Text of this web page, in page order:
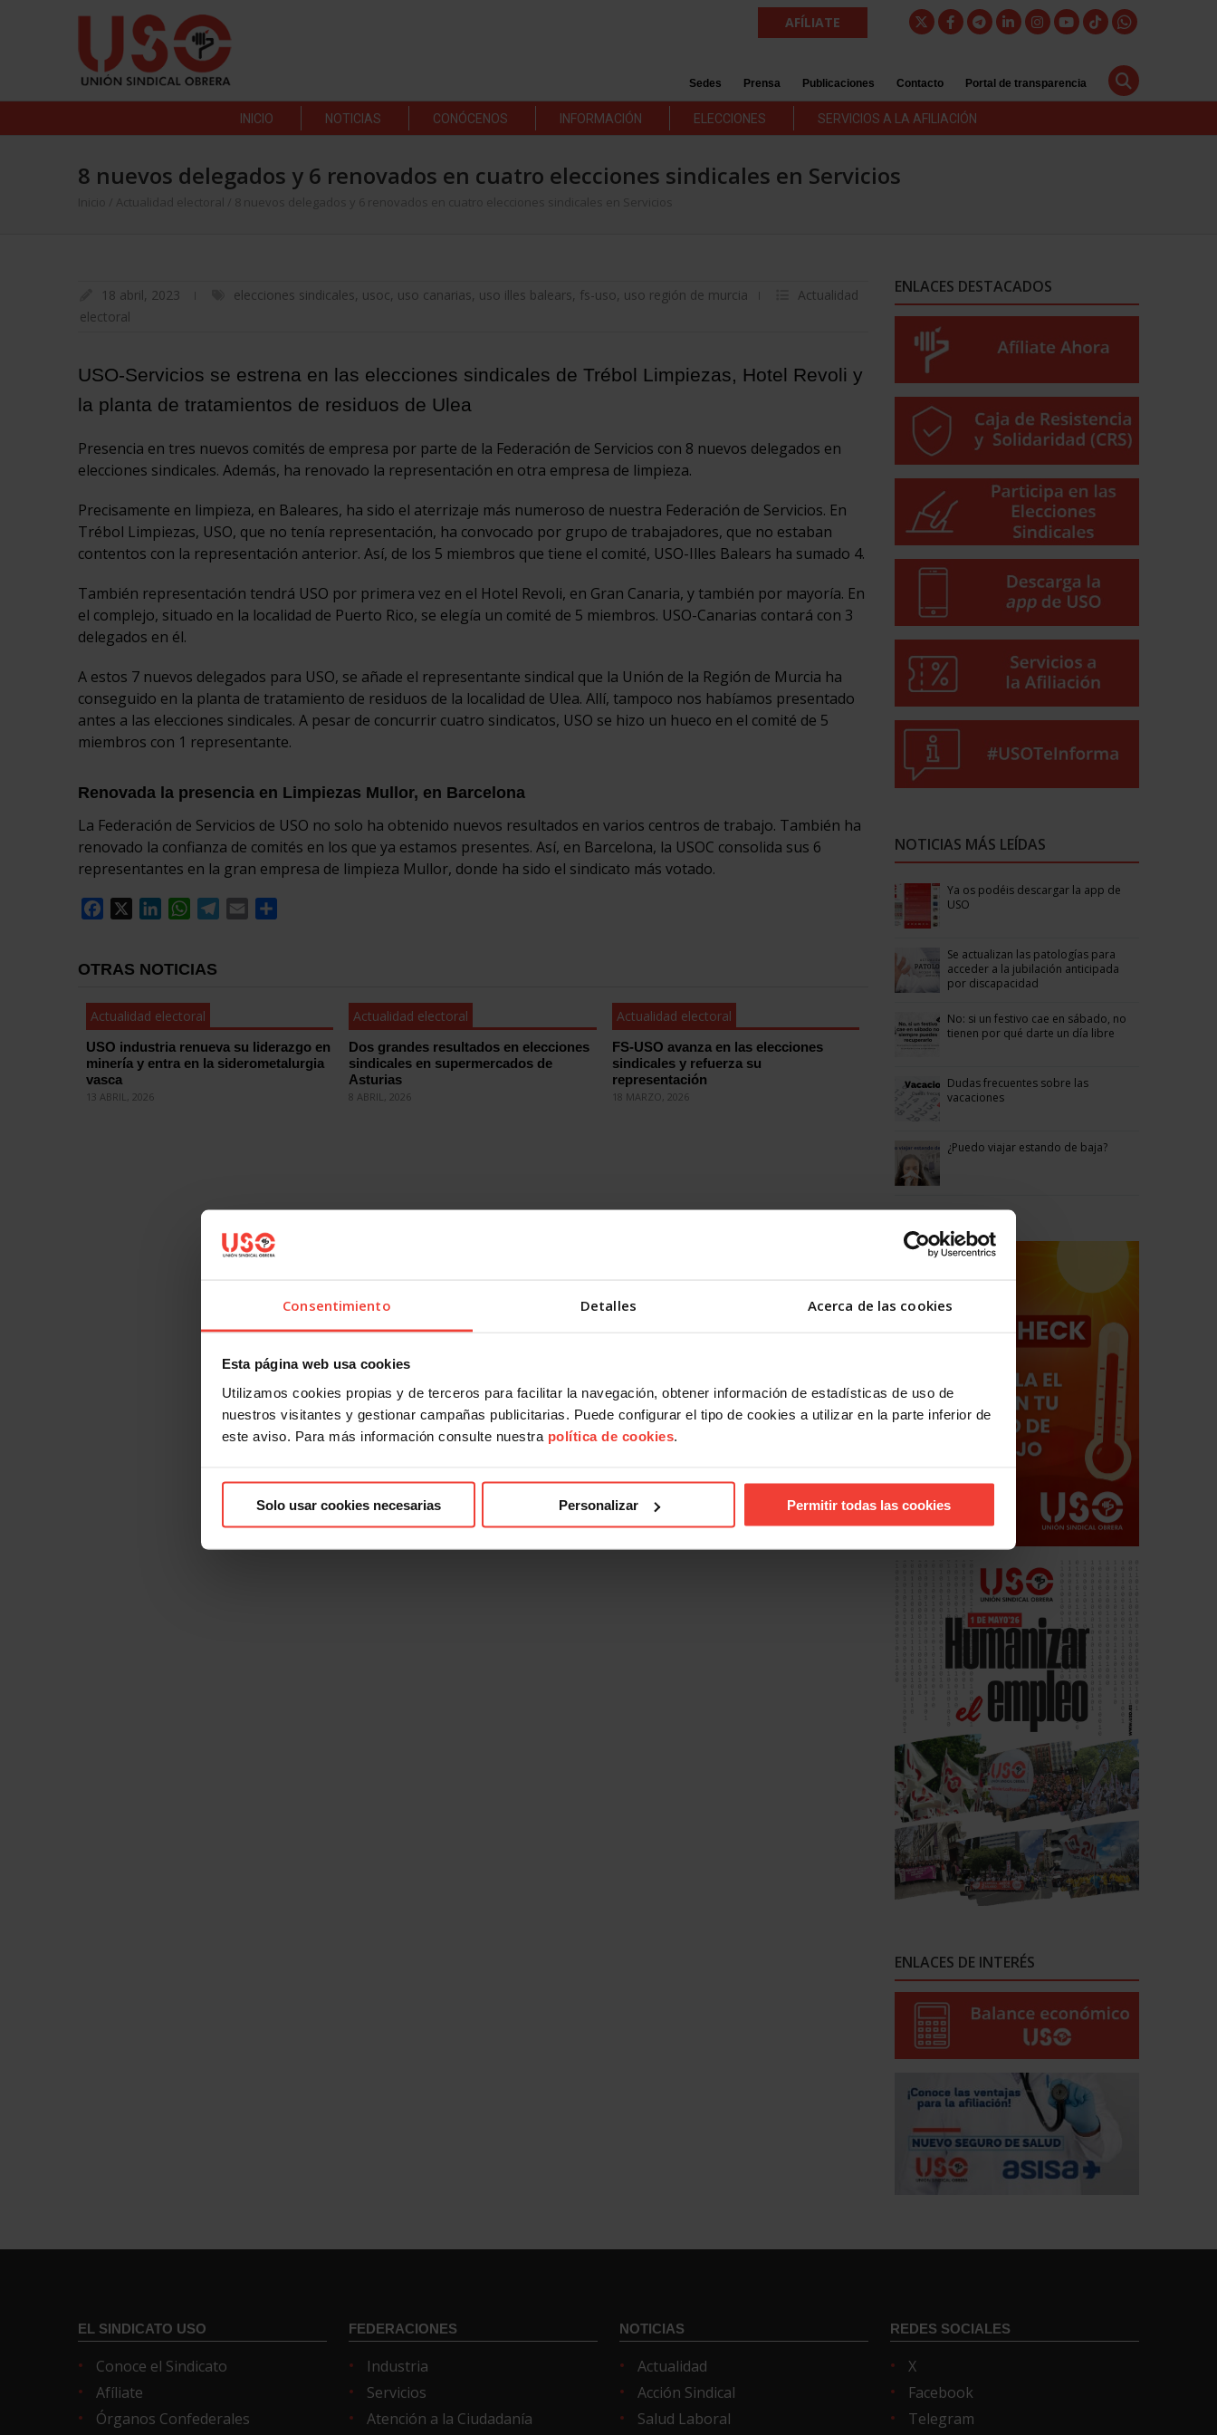
Consentimiento Detalles Acerca de las cookies
Esta página web usa cookies
Utilizamos cookies propias y de terceros para facilitar la navegación, obtener información de estadísticas de uso de
nuestros visitantes y gestionar campañas publicitarias. Puede configurar el tipo de cookies a utilizar en la parte inferior de
este aviso. Para más información consulte nuestra política de cookies.
Solo usar cookies necesarias Personalizar Permitir todas las cookies
AFÍLIATE
Sedes Prensa Publicaciones Contacto Portal de transparencia
INICIO NOTICIAS CONÓCENOS INFORMACIÓN ELECCIONES SERVICIOS A LA AFILIACIÓN
8 nuevos delegados y 6 renovados en cuatro elecciones sindicales en Servicios
Inicio Actualidad electoral 8 nuevos delegados y 6 renovados en cuatro elecciones sindicales en Servicios
18 abril, 2023 elecciones sindicales, usoc, uso canarias, uso illes balears, fs-uso, uso región de murcia
Actualidad
electoral
USO-Servicios se estrena en las elecciones sindicales de Trébol Limpiezas, Hotel Revoli y
la planta de tratamientos de residuos de Ulea
Presencia en tres nuevos comités de empresa por parte de la Federación de Servicios con 8 nuevos delegados en
elecciones sindicales. Además, ha renovado la representación en otra empresa de limpieza.
Precisamente en limpieza, en Baleares, ha sido el aterrizaje más numeroso de nuestra Federación de Servicios. En
Trébol Limpiezas, USO, que no tenía representación, ha convocado por grupo de trabajadores, que no estaban
contentos con la representación anterior. Así, de los 5 miembros que tiene el comité, USO-Illes Balears ha sumado 4.
También representación tendrá USO por primera vez en el Hotel Revoli, en Gran Canaria, y también por mayoría. En
el complejo, situado en la localidad de Puerto Rico, se elegía un comité de 5 miembros. USO-Canarias contará con 3
delegados en él.
A estos 7 nuevos delegados para USO, se añade el representante sindical que la Unión de la Región de Murcia ha
conseguido en la planta de tratamiento de residuos de la localidad de Ulea. Allí, tampoco nos habíamos presentado
antes a las elecciones sindicales. A pesar de concurrir cuatro sindicatos, USO se hizo un hueco en el comité de 5
miembros con 1 representante.
Renovada la presencia en Limpiezas Mullor, en Barcelona
La Federación de Servicios de USO no solo ha obtenido nuevos resultados en varios centros de trabajo. También ha
renovado la confianza de comités en los que ya estamos presentes. Así, en Barcelona, la USOC consolida sus 6
representantes en la gran empresa de limpieza Mullor, donde ha sido el sindicato más votado.
Facebook
LinkedInWhatsApp
Telegram
Email
OTRAS NOTICIAS
Actualidad electoral
USO industria renueva su liderazgo en
minería y entra en la siderometalurgia
vasca
13 ABRIL, 2026
Actualidad electoral
Dos grandes resultados en elecciones
sindicales en supermercados de
Asturias
8 ABRIL, 2026
Actualidad electoral
FS-USO avanza en las elecciones
sindicales y refuerza su
representación
18 MARZO, 2026
ENLACES DESTACADOS
NOTICIAS MÁS LEÍDAS
Ya os podéis descargar la app de
USO
Se actualizan las patologías para
acceder a la jubilación anticipada
por discapacidad
No: si un festivo cae en sábado, no
tienen por qué darte un día libre
Dudas frecuentes sobre las
vacaciones
¿Puedo viajar estando de baja?
ENLACES DE INTERÉS
EL SINDICATO USO
Conoce el Sindicato
Afíliate
Órganos Confederales
FEDERACIONES
Industria
Servicios
Atención a la Ciudadanía
NOTICIAS
Actualidad
Acción Sindical
Salud Laboral
REDES SOCIALES
X
Facebook
Telegram